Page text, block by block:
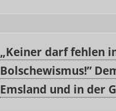
„Keiner darf fehlen
Bolschewismus!”
Emsland und in der